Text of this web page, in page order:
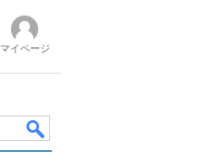
マイページ